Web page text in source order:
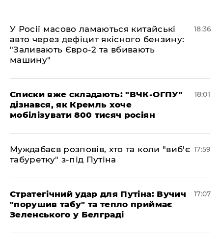
У Росії масово ламаються китайські
авто через дефіцит якісного бензину:
"Заливають Євро-2 та вбивають
машину"
18:36
Списки вже складають: "ВЧК-ОГПУ"
дізнався, як Кремль хоче
мобілізувати 800 тисяч росіян
18:01
Муждабаєв розповів, хто та коли "виб'є
табуретку" з-під Путіна
17:59
Стратегічний удар для Путіна: Вучич
"порушив табу" та тепло приймає
Зеленського у Белграді
17:07